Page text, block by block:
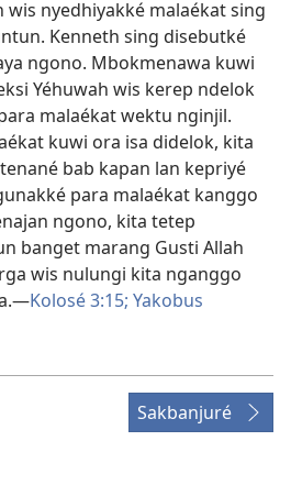
wis nyedhiyakké malaékat sing
Kenneth sing disebutké
ngono. Mbokmenawa kuwi
Yéhuwah wis kerep ndelok
malaékat wektu nginjil.
kuwi ora isa didelok, kita
bab kapan lan kepriyé
para malaékat kanggo
ngono, kita tetep
banget marang Gusti Allah
wis nulungi kita nganggo
Kolosé 3:15; Yakobus
Sakbanjuré